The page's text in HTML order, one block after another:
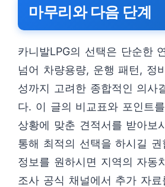
마무리와 다음 단계
카니발LPG의 선택은 단순한
넘어 차량용량, 운행 패턴, 정
성까지 고려한 종합적인 의사
다. 이 글의 비교표와 포인트
상황에 맞춘 견적서를 받아보
통해 최적의 선택을 하시길
정보를 원하시면 지역의 자동
조사 공식 채널에서 추가 자